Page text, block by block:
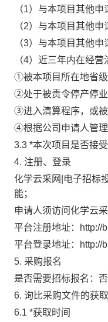
（1）与本项目其他
（2）与本项目其他申
（3）与本项目其他申
（4）近三年内在经
①被本项目所在地省
②处于被责令停产停
③进入清算程序，或
④根据公司申请人管
3.3 *本次项目是否接
4. 注册、登录
化学云采网|电子招标
能；
申请人须访问化学云
平台注册地址：
http://
平台登录地址：
http://
5. 采购报名
是否需要招标报名：否
6. 询比采购文件的获取
6.1 *获取时间